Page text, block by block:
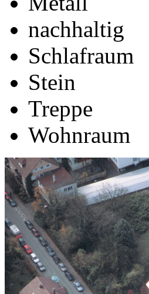
nachhaltig
Schlafraum
Stein
Treppe
Wohnraum